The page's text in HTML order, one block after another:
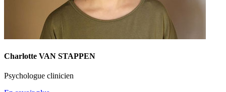
Charlotte VAN STAPPEN
Psychologue clinicien